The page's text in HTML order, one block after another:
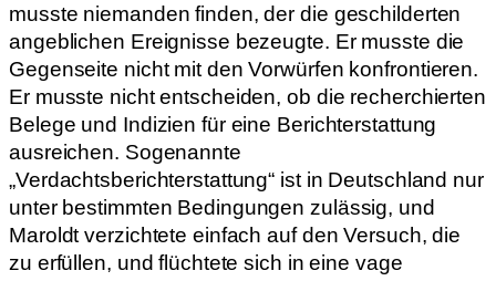
musste niemanden finden, der die geschilderten
angeblichen Ereignisse bezeugte. Er musste die
Gegenseite nicht mit den Vorwürfen konfrontieren.
Er musste nicht entscheiden, ob die recherchierten
Belege und Indizien für eine Berichterstattung
ausreichen. Sogenannte
„Verdachtsberichterstattung“ ist in Deutschland nur
unter bestimmten Bedingungen zulässig, und
Maroldt verzichtete einfach auf den Versuch, die
zu erfüllen, und flüchtete sich in eine vage